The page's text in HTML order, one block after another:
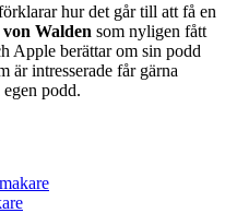
hur det går till att få en
Walden som nyligen fått
Apple berättar om sin podd
är intresserade får gärna
podd.